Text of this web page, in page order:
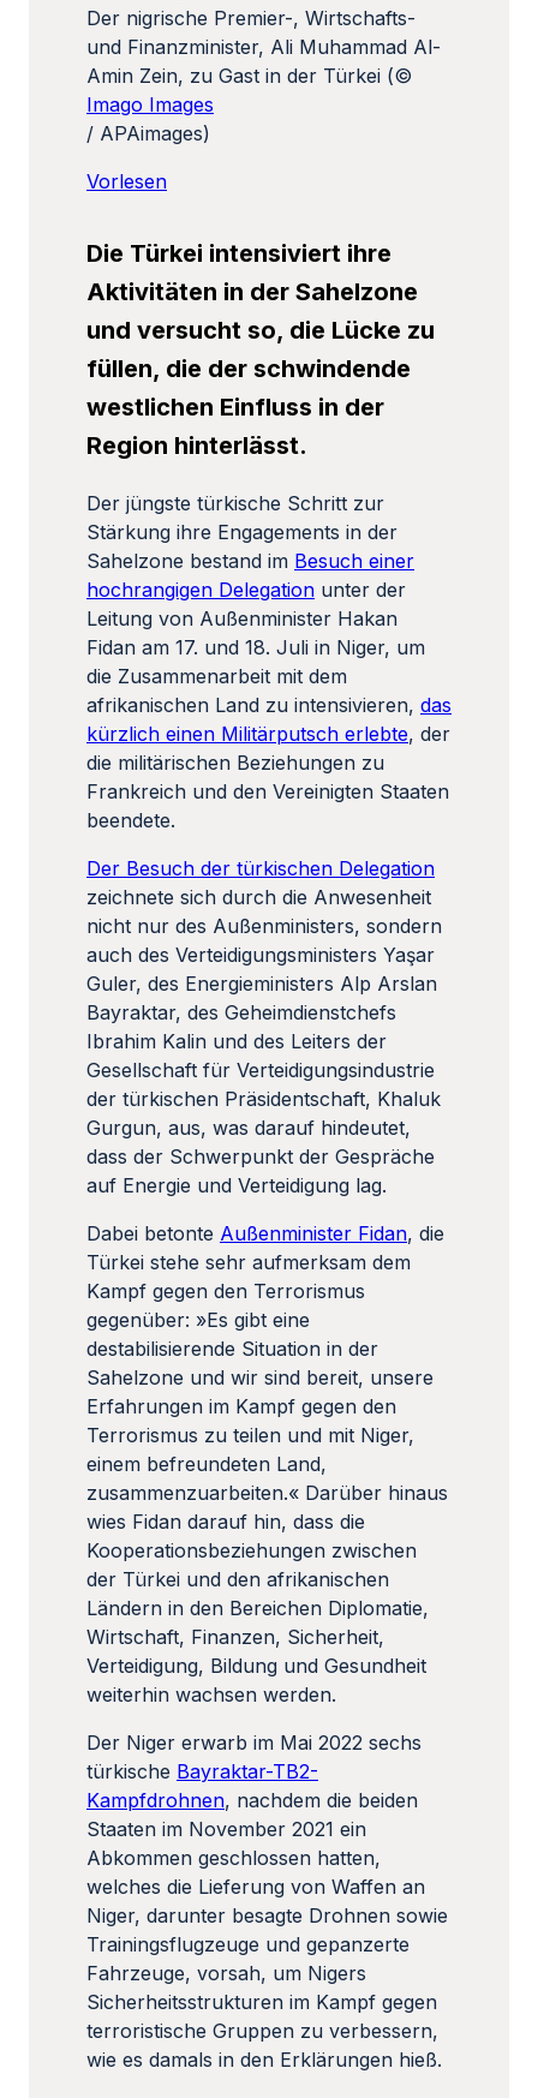
Der nigrische Premier-, Wirtschafts-
und Finanzminister, Ali Muhammad Al-
Amin Zein, zu Gast in der Türkei (©
Imago Images
/ APAimages)
Vorlesen
Die Türkei intensiviert ihre
Aktivitäten in der Sahelzone
und versucht so, die Lücke zu
füllen, die der schwindende
westlichen Einfluss in der
Region hinterlässt.
Der jüngste türkische Schritt zur
Stärkung ihre Engagements in der
Sahelzone bestand im Besuch einer
hochrangigen Delegation unter der
Leitung von Außenminister Hakan
Fidan am 17. und 18. Juli in Niger, um
die Zusammenarbeit mit dem
afrikanischen Land zu intensivieren, das
kürzlich einen Militärputsch erlebte, der
die militärischen Beziehungen zu
Frankreich und den Vereinigten Staaten
beendete.
Der Besuch der türkischen Delegation
zeichnete sich durch die Anwesenheit
nicht nur des Außenministers, sondern
auch des Verteidigungsministers Yaşar
Guler, des Energieministers Alp Arslan
Bayraktar, des Geheimdienstchefs
Ibrahim Kalin und des Leiters der
Gesellschaft für Verteidigungsindustrie
der türkischen Präsidentschaft, Khaluk
Gurgun, aus, was darauf hindeutet,
dass der Schwerpunkt der Gespräche
auf Energie und Verteidigung lag.
Dabei betonte Außenminister Fidan, die
Türkei stehe sehr aufmerksam dem
Kampf gegen den Terrorismus
gegenüber: »Es gibt eine
destabilisierende Situation in der
Sahelzone und wir sind bereit, unsere
Erfahrungen im Kampf gegen den
Terrorismus zu teilen und mit Niger,
einem befreundeten Land,
zusammenzuarbeiten.« Darüber hinaus
wies Fidan darauf hin, dass die
Kooperationsbeziehungen zwischen
der Türkei und den afrikanischen
Ländern in den Bereichen Diplomatie,
Wirtschaft, Finanzen, Sicherheit,
Verteidigung, Bildung und Gesundheit
weiterhin wachsen werden.
Der Niger erwarb im Mai 2022 sechs
türkische Bayraktar-TB2-
Kampfdrohnen, nachdem die beiden
Staaten im November 2021 ein
Abkommen geschlossen hatten,
welches die Lieferung von Waffen an
Niger, darunter besagte Drohnen sowie
Trainingsflugzeuge und gepanzerte
Fahrzeuge, vorsah, um Nigers
Sicherheitsstrukturen im Kampf gegen
terroristische Gruppen zu verbessern,
wie es damals in den Erklärungen hieß.